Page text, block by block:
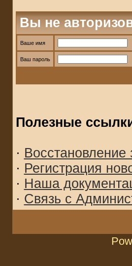
Вы не
Ваше имя
Ваш пароль
Полезные
· Восстановление
· Регистрация
· Наша
· Связь с